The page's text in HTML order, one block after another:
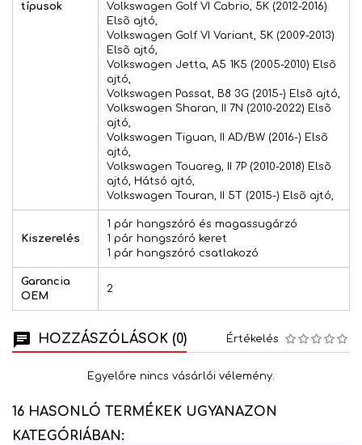
típusok
Volkswagen Golf VI Cabrio, 5K (2012-2016)
Elsõ ajtó,
Volkswagen Golf VI Variant, 5K (2009-2013)
Elsõ ajtó,
Volkswagen Jetta, A5 1K5 (2005-2010) Elsõ
ajtó,
Volkswagen Passat, B8 3G (2015-) Elsõ ajtó,
Volkswagen Sharan, II 7N (2010-2022) Elsõ
ajtó,
Volkswagen Tiguan, II AD/BW (2016-) Elsõ
ajtó,
Volkswagen Touareg, II 7P (2010-2018) Elsõ
ajtó, Hátsó ajtó,
Volkswagen Touran, II 5T (2015-) Elsõ ajtó,
Kiszerelés
1 pár hangszóró és magassugárzó
1 pár hangszóró keret
1 pár hangszóró csatlakozó
Garancia
OEM
2
HOZZÁSZÓLÁSOK (0) Értékelés
Egyelőre nincs vásárlói vélemény.
16 HASONLÓ TERMÉKEK UGYANAZON
KATEGÓRIÁBAN: